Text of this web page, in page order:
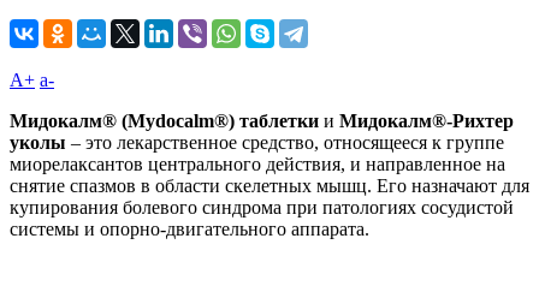
A+ а-
Мидокалм® (Mydocalm®) таблетки и Мидокалм®-Рихтер
уколы – это лекарственное средство, относящееся к группе
миорелаксантов центрального действия, и направленное на
снятие спазмов в области скелетных мышц. Его назначают для
купирования болевого синдрома при патологиях сосудистой
системы и опорно-двигательного аппарата.